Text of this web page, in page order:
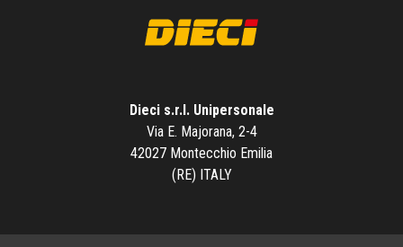
Dieci s.r.l. Unipersonale
Via E. Majorana, 2-4
42027 Montecchio Emilia
(RE) ITALY